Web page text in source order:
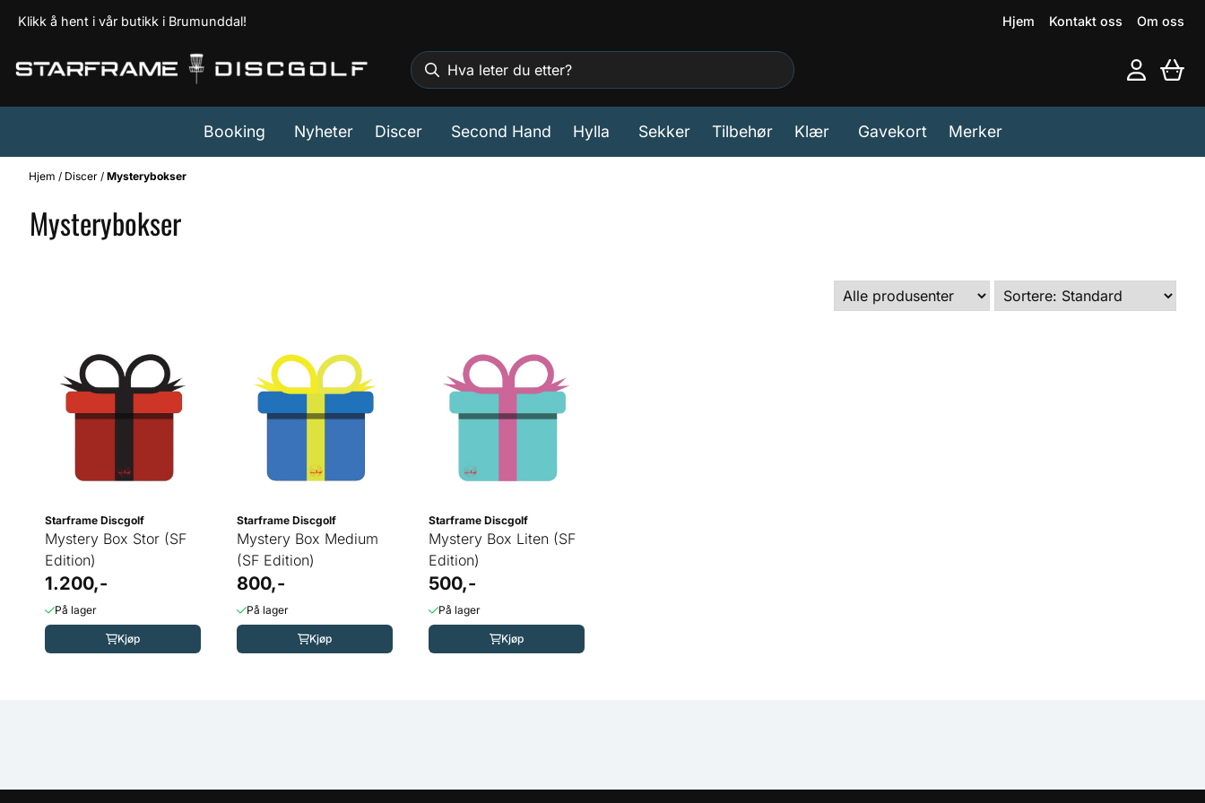
Hopp til innhold
Klikk å hent i vår butikk i Brumunddal! Hjem Kontakt oss Om oss
Booking Nyheter Discer Second Hand Hylla Sekker Tilbehør Klær Gavekort Merker
Hjem / Discer / Mysterybokser
Mysterybokser
Starframe Discgolf
Mystery Box Stor (SF
Edition)
1.200,-
På lager
Kjøp
Starframe Discgolf
Mystery Box Medium
(SF Edition)
800,-
På lager
Kjøp
Starframe Discgolf
Mystery Box Liten (SF
Edition)
500,-
På lager
Kjøp